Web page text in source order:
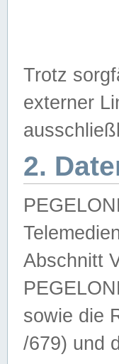
Trotz
externer
2.
Abschnitt
sowie die
/679) und